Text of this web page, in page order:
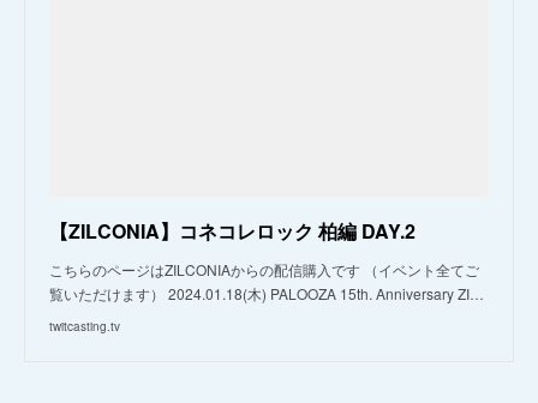
【ZILCONIA】コネコレロック 柏編 DAY.2
こちらのページはZILCONIAからの配信購入です （イベント全てご
覧いただけます） 2024.01.18(木) PALOOZA 15th. Anniversary ZI…
twitcasting.tv